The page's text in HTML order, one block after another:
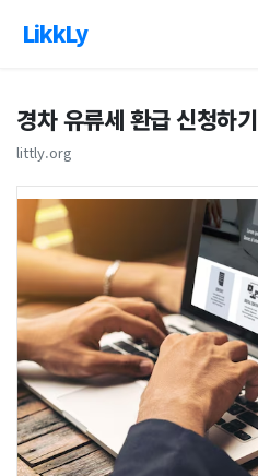
LikkLy
경차 유류세 환급 신청하기
littly.org